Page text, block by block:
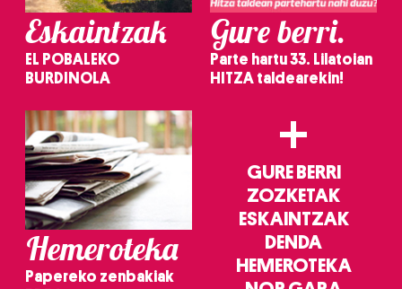
Eskaintzak
EL POBALEKO
BURDINOLA
Gure berri.
Parte hartu 33. Lilatoian
HITZA taldearekin!
Hemeroteka
Papereko zenbakiak
+
GURE BERRI
ZOZKETAK
ESKAINTZAK
DENDA
HEMEROTEKA